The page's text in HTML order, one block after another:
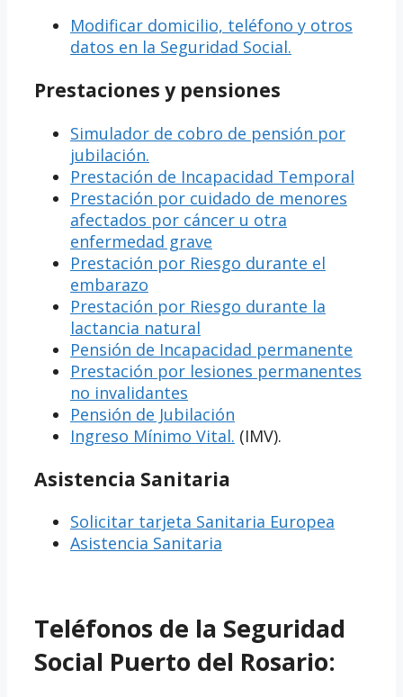
Modificar domicilio, teléfono y otros
datos en la Seguridad Social.
Prestaciones y pensiones
Simulador de cobro de pensión por
jubilación.
Prestación de Incapacidad Temporal
Prestación por cuidado de menores
afectados por cáncer u otra
enfermedad grave
Prestación por Riesgo durante el
embarazo
Prestación por Riesgo durante la
lactancia natural
Pensión de Incapacidad permanente
Prestación por lesiones permanentes
no invalidantes
Pensión de Jubilación
Ingreso Mínimo Vital. (IMV).
Asistencia Sanitaria
Solicitar tarjeta Sanitaria Europea
Asistencia Sanitaria
Teléfonos de la Seguridad
Social Puerto del Rosario: